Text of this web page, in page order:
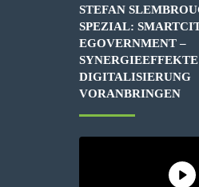
STEFAN
SPEZIAL:
EGOVERNMENT –
DIGITALISIERUNG
VORANBRINGEN